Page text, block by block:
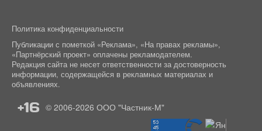
Политика конфиденциальности
Публикации с пометкой «Реклама», «На правах рекламы»,
«Партнёрский проект» оплачены рекламодателем.
Редакция сайта не несет ответственности за достоверность
информации, содержащейся в рекламных материалах и
объявлениях.
+16 © 2006-2026 ООО "Частник-М"